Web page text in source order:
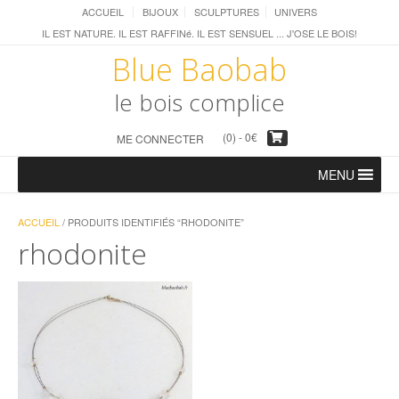
ACCUEIL BIJOUX SCULPTURES
UNIVERS
IL EST NATURE. IL EST RAFFINé. IL EST SENSUEL ... J'OSE LE BOIS!
Blue Baobab
le bois complice
ME CONNECTER (0) -0€
MENU
ACCUEIL / PRODUITS IDENTIFIÉS “RHODONITE”
rhodonite